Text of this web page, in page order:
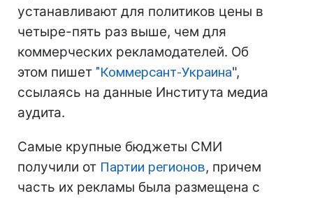
устанавливают для политиков цены в
четыре-пять раз выше, чем для
коммерческих рекламодателей. Об
этом пишет "Коммерсант-Украина",
ссылаясь на данные Института медиа
аудита.
Самые крупные бюджеты СМИ
получили от Партии регионов, причем
часть их рекламы была размещена с